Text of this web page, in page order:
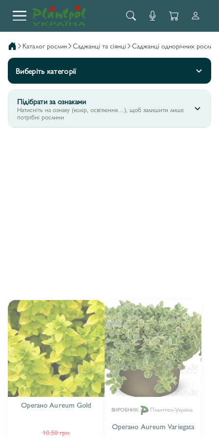
каталог рослин саджанці та сіянці саджанці однорічних рослин
Виберіть категорії
Підібрати за ознаками
Натисніть на ознаку (колір, освітлення…), щоб залишити лише
потрібні рослини
ІНШІ ПАХУЧІ ТРАВИ 15
Орегано Aureum Gold
10.50 грн.
ВИРОБНИК: Плантпол-Україна
Орегано Aureum Variegata